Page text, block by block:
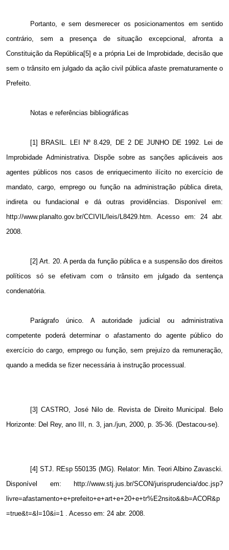
Portanto, e sem desmerecer os posicionamentos em sentido
contrário, sem a presença de situação excepcional, afronta a
Constituição da República[5] e a própria Lei de Improbidade, decisão que
sem o trânsito em julgado da ação civil pública afaste prematuramente o
Prefeito.
Notas e referências bibliográficas
[1] BRASIL. LEI Nº 8.429, DE 2 DE JUNHO DE 1992. Lei de
Improbidade Administrativa. Dispõe sobre as sanções aplicáveis aos
agentes públicos nos casos de enriquecimento ilícito no exercício de
mandato, cargo, emprego ou função na administração pública direta,
indireta ou fundacional e dá outras providências. Disponível em:
http://www.planalto.gov.br/CCIVIL/leis/L8429.htm. Acesso em: 24 abr.
2008.
[2] Art. 20. Aperda da função pública e a suspensão dos direitos
políticos só se efetivam com o trânsito em julgado da sentença
condenatória.
Parágrafo único. A autoridade judicial ou administrativa
competente poderá determinar o afastamento do agente público do
exercício do cargo, emprego ou função, sem prejuízo da remuneração,
quando a medida se fizer necessária à instrução processual.
[3] CASTRO, José Nilo de. Revista de Direito Municipal. Belo
Horizonte: Del Rey, ano III, n. 3, jan./jun, 2000, p. 35-36. (Destacou-se).
[4] STJ. REsp 550135 (MG). Relator: Min. Teori Albino Zavascki.
Disponível em: http://www.stj.jus.br/SCON/jurisprudencia/doc.jsp?
livre=afastamento+e+prefeito+e+art+e+20+e+tr%E2nsito&&b=ACOR&p
=true&t=&l=10&i=1 . Acesso em: 24 abr. 2008.